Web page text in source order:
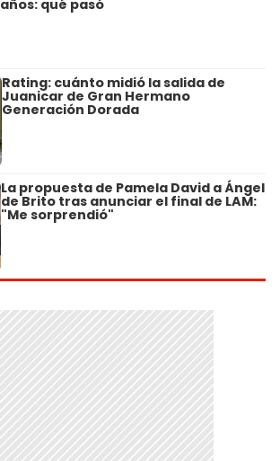
años: qué pasó
Rating: cuánto midió la salida de
Juanicar de Gran Hermano
Generación Dorada
La propuesta de Pamela David a Ángel
de Brito tras anunciar el final de LAM:
"Me sorprendió"